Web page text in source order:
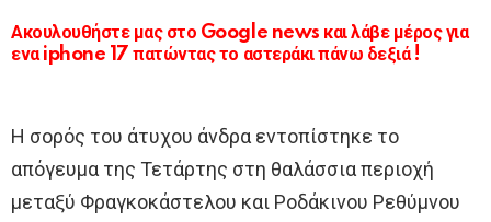
Ακουλουθήστε μας στο Google news και λάβε μέρος για
ενα iphone 17 πατώντας το αστεράκι πάνω δεξιά !
Η σορός του άτυχου άνδρα εντοπίστηκε το
απόγευμα της Τετάρτης στη θαλάσσια περιοχή
μεταξύ Φραγκοκάστελου και Ροδάκινου Ρεθύμνου